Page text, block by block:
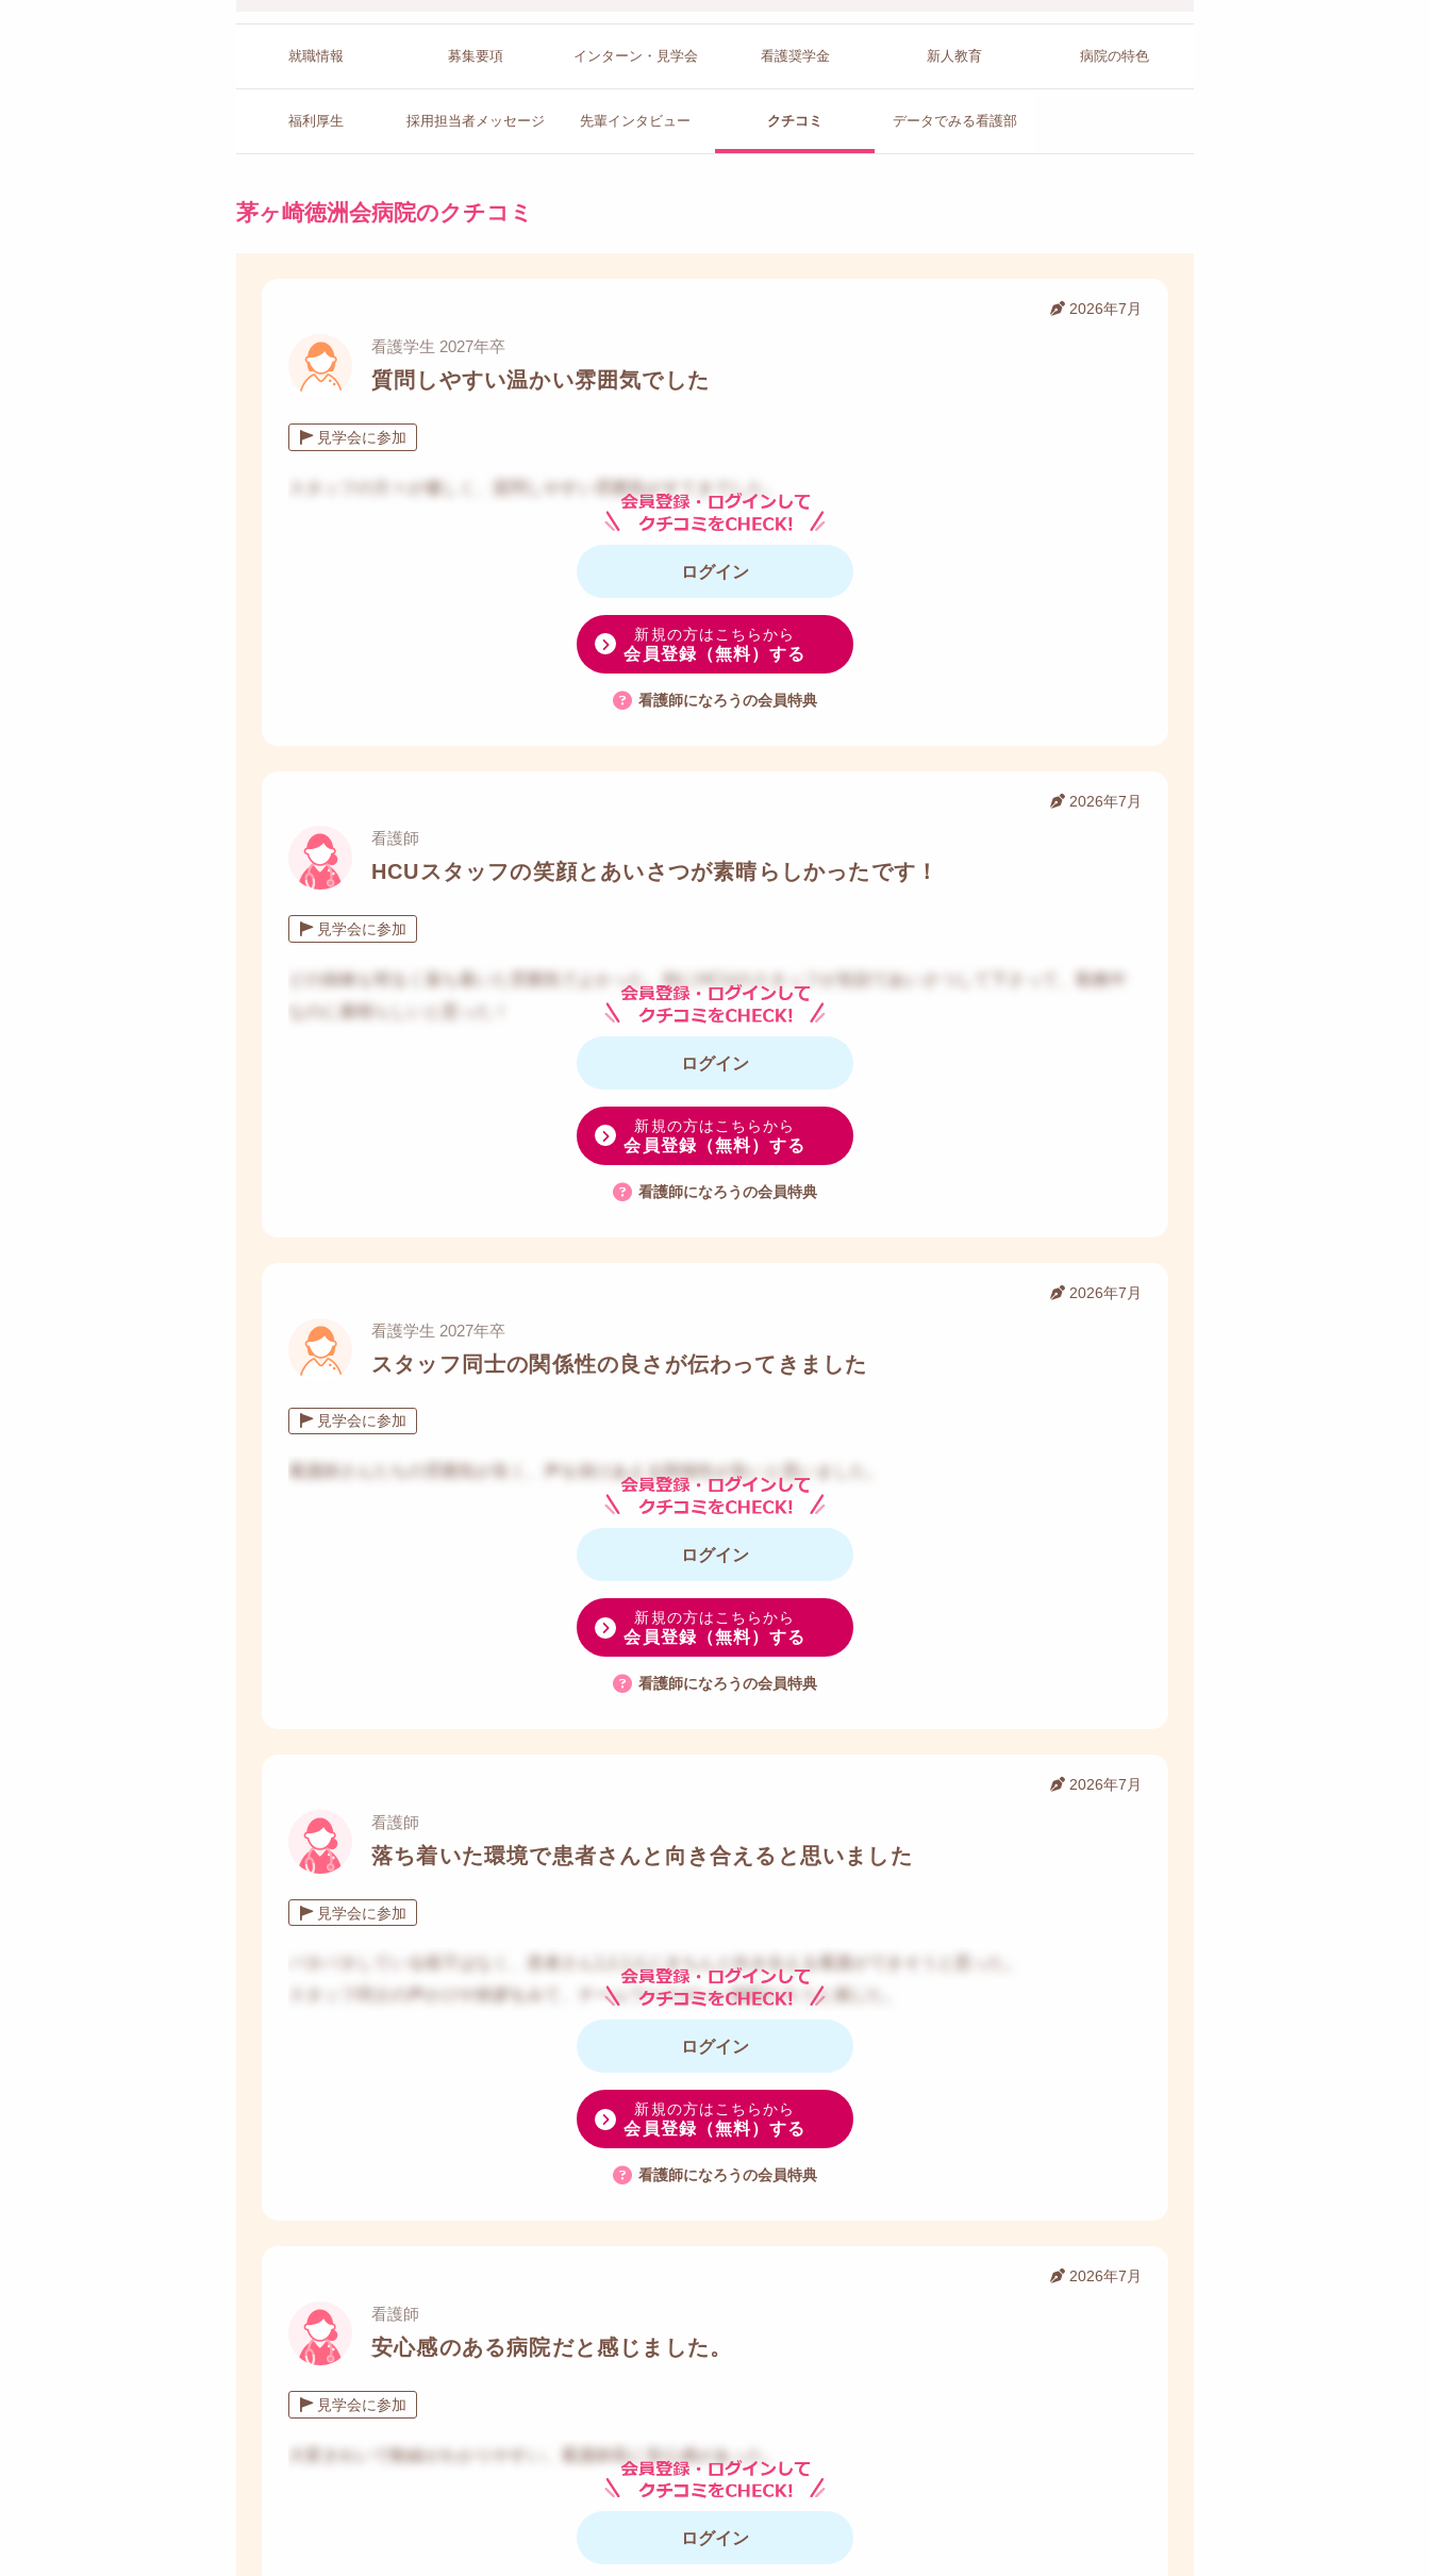
就職情報 募集要項 インターン ・見学会 看護奨学金 新人教育 病院の特色
福利厚生 採用担当者メッセージ 先輩イン タビュー クチコミ データでみる看護部
茅ヶ崎徳洲会病院のクチコミ
2026年7月
看護学生 2027年卒
質問しやすい温かい雰囲気でした
見学会に参加
スタッフの方々が優しく、質問しやすい雰囲気がすてきでした。
ログイン
新規の方はこちらから
会員登録（無料）する
看護師になろうの会員特典
2026年7月
看護師
HCUスタッフの笑顔とあいさつが素晴らしかったです！
見学会に参加
どの病棟も明るく落ち着いた雰囲気でよかった。特にHCUのスタッフが笑顔であいさつして下さって、勤務中
ログイン
新規の方はこちらから
会員登録（無料）する
看護師になろうの会員特典
2026年7月
看護学生 2027年卒
スタッフ同士の関係性の良さが伝わってきました
見学会に参加
看護師さんたちの雰囲気が良く、声を掛けあえる関係性が良いと思いました。
ログイン
新規の方はこちらから
会員登録（無料）する
看護師になろうの会員特典
2026年7月
看護師
落ち着いた環境で患者さんと向き合えると思いました
見学会に参加
バタバタしている様子はなく、患者さん1人1人にきちんと向き合える看護ができそうと思った。
スタッフ同士の声かけや挨拶をみて、チームワークがいい病院だろうと感じた。
ログイン
新規の方はこちらから
会員登録（無料）する
看護師になろうの会員特典
2026年7月
看護師
安心感のある病院だと感じました。
見学会に参加
大変きれいで動線がわかりやすい。看護師長に安心感があった。
ログイン